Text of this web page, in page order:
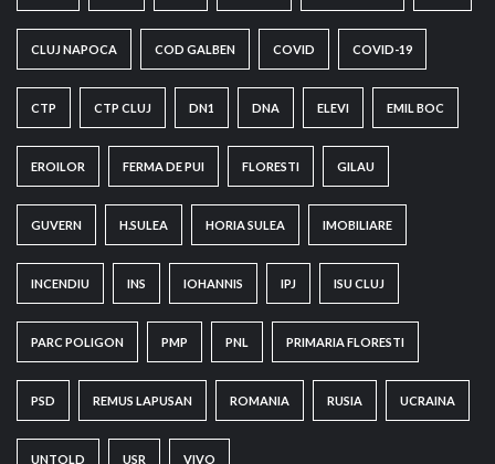
CLUJ NAPOCA COD GALBEN COVID COVID-19
CTP CTP CLUJ DN1 DNA ELEVI EMIL BOC
EROILOR FERMA DE PUI FLORESTI GILAU
GUVERN H.SULEA HORIA SULEA IMOBILIARE
INCENDIU INS IOHANNIS IPJ ISU CLUJ
PARC POLIGON PMP PNL PRIMARIA FLORESTI
PSD REMUS LAPUSAN ROMANIA RUSIA UCRAINA
UNTOLD USR VIVO